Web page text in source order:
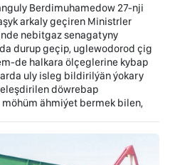
Berdimuhamedow 27-nji
arkaly geçiren Ministrler
nebitgaz senagatyny
durup geçip, uglewodorod çig
de halkara ölçeglerine kybap
uly isleg bildirilýän ýokary
döwrebap
ähmiýet bermek bilen,